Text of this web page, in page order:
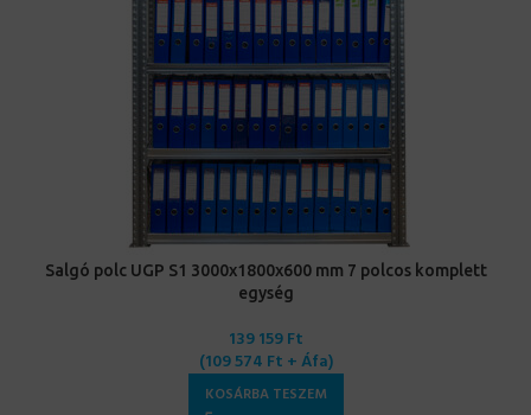
Salgó polc UGP S1 3000x1800x600 mm 7 polcos komplett
egység
139 159Ft
(109 574 Ft + Áfa)
KOSÁRBA TESZEM